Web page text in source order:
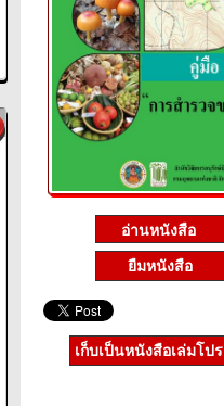
ยืมหนังสือ
เก็บเป็นหนังสือเล่มโป